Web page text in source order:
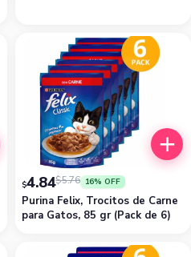
Purina Felix, Trocitos de Carne
para Gatos, 85 gr (Pack de 6)
$5.76
$4.84 16% OFF